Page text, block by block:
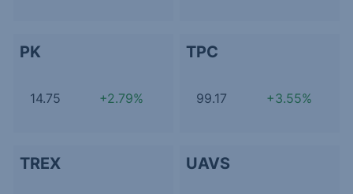
PK
14.75 +2.79%
TPC
99.17 +3.55%
TREX UAVS